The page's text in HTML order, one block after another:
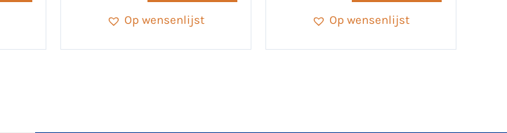
Op wensenlijst Op wensenlijst